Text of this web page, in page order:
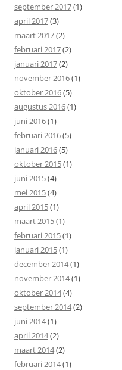
september 2017(1)
april 2017(3)
maart 2017(2)
februari 2017(2)
januari 2017(2)
november 2016(1)
oktober 2016(5)
augustus 2016(1)
juni 2016(1)
februari 2016(5)
januari 2016(5)
oktober 2015(1)
juni 2015(4)
mei 2015(4)
april 2015(1)
maart 2015(1)
februari 2015(1)
januari 2015(1)
december 2014(1)
november 2014(1)
oktober 2014(4)
september 2014(2)
juni 2014(1)
april 2014(2)
maart 2014(2)
februari 2014(1)